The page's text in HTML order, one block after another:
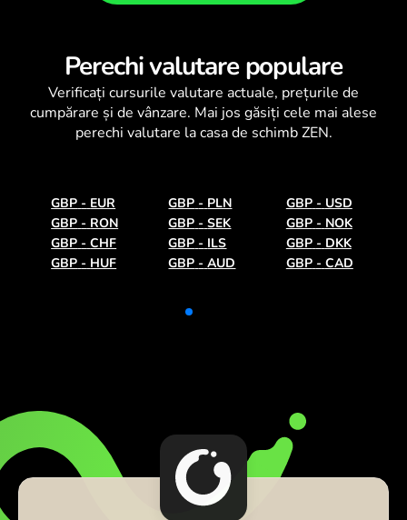
Perechi valutare populare
Verificați cursurile valutare actuale, prețurile de
cumpărare și de vânzare. Mai jos găsiți cele mai alese
perechi valutare la casa de schimb ZEN.
GBP - EUR GBP - PLN GBP - USD
GBP - RON GBP - SEK GBP - NOK
GBP - CHF GBP - ILS GBP - DKK
GBP - HUF GBP - AUD GBP - CAD